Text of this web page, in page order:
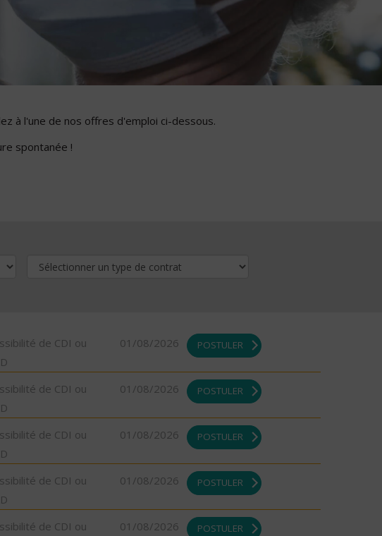
à l'une de nos offres d'emploi ci-dessous.
spontanée !
de CDI ou
01/08/2026 POSTULER
de CDI ou
01/08/2026 POSTULER
de CDI ou
01/08/2026 POSTULER
de CDI ou
01/08/2026 POSTULER
de CDI ou
01/08/2026 POSTULER